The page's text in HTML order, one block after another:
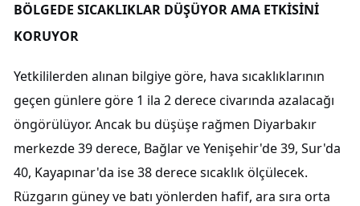
BÖLGEDE SICAKLIKLAR DÜŞÜYOR AMA ETKİSİNİ
KORUYOR
Yetkililerden alınan bilgiye göre, hava sıcaklıklarının
geçen günlere göre 1 ila 2 derece civarında azalacağı
öngörülüyor. Ancak bu düşüşe rağmen Diyarbakır
merkezde 39 derece, Bağlar ve Yenişehir'de 39, Sur'da
40, Kayapınar'da ise 38 derece sıcaklık ölçülecek.
Rüzgarın güney ve batı yönlerden hafif, ara sıra orta